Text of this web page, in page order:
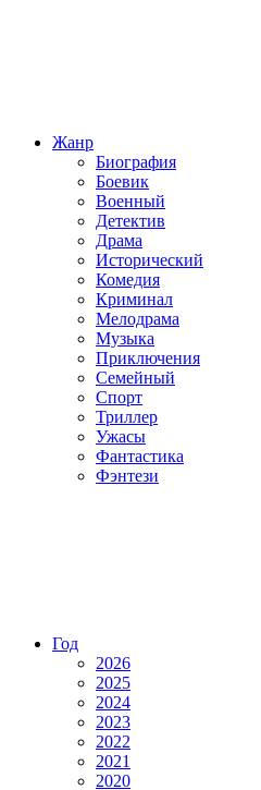
Жанр
Биография
Боевик
Военный
Детектив
Драма
Исторический
Комедия
Криминал
Мелодрама
Музыка
Приключения
Семейный
Спорт
Триллер
Ужасы
Фантастика
Фэнтези
Год
2026
2025
2024
2023
2022
2021
2020